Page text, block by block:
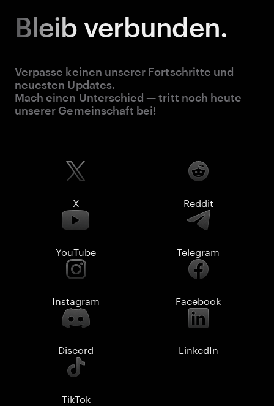
Bleib verbunden.
Verpasse keinen unserer Fortschritte und
neuesten Updates.
Mach einen Unterschied — tritt noch heute
unserer Gemeinschaft bei!
X Reddit
YouTube Telegram
Instagram Facebook
Discord LinkedIn
TikTok